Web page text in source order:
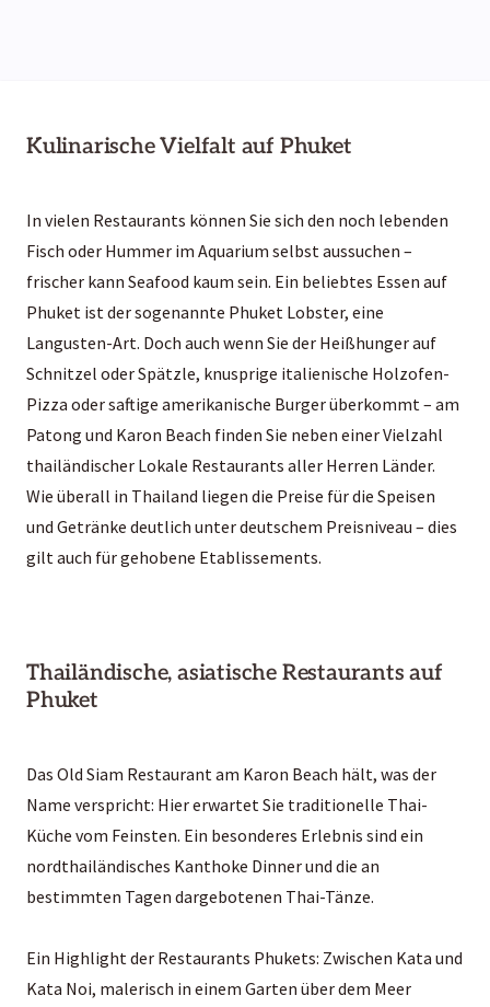
Kulinarische Vielfalt auf Phuket
In vielen Restaurants können Sie sich den noch lebenden
Fisch oder Hummer im Aquarium selbst aussuchen –
frischer kann Seafood kaum sein. Ein beliebtes Essen auf
Phuket ist der sogenannte Phuket Lobster, eine
Langusten-Art. Doch auch wenn Sie der Heißhunger auf
Schnitzel oder Spätzle, knusprige italienische Holzofen-
Pizza oder saftige amerikanische Burger überkommt – am
Patong und Karon Beach finden Sie neben einer Vielzahl
thailändischer Lokale Restaurants aller Herren Länder.
Wie überall in Thailand liegen die Preise für die Speisen
und Getränke deutlich unter deutschem Preisniveau – dies
gilt auch für gehobene Etablissements.
Thailändische, asiatische Restaurants auf
Phuket
Das Old Siam Restaurant am Karon Beach hält, was der
Name verspricht: Hier erwartet Sie traditionelle Thai-
Küche vom Feinsten. Ein besonderes Erlebnis sind ein
nordthailändisches Kanthoke Dinner und die an
bestimmten Tagen dargebotenen Thai-Tänze.
Ein Highlight der Restaurants Phukets: Zwischen Kata und
Kata Noi, malerisch in einem Garten über dem Meer